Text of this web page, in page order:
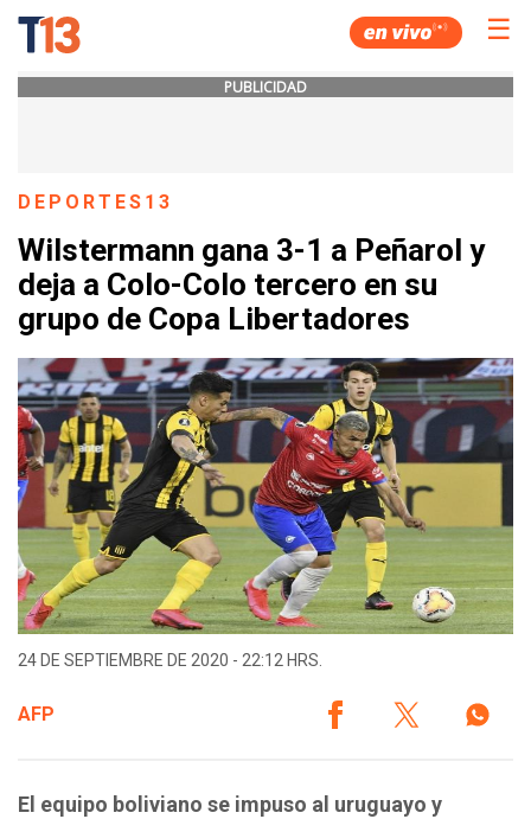
☰
PUBLICIDAD
DEPORTES13
Wilstermann gana 3-1 a Peñarol y
deja a Colo-Colo tercero en su
grupo de Copa Libertadores
24 DE SEPTIEMBRE DE 2020 - 22:12 HRS.
AFP
El equipo boliviano se impuso al uruguayo y